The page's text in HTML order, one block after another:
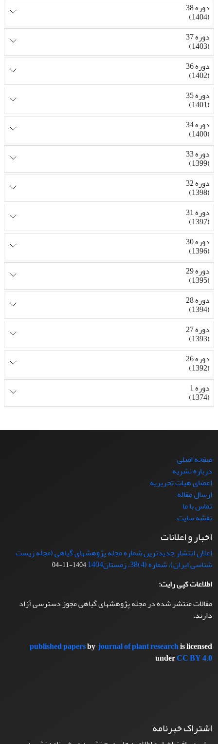
دوره 38
(1404)
دوره 37
(1403)
دوره 36
(1402)
دوره 35
(1401)
دوره 34
(1400)
دوره 33
(1399)
دوره 32
(1398)
دوره 31
(1397)
دوره 30
(1396)
دوره 29
(1395)
دوره 28
(1394)
دوره 27
(1393)
دوره 26
(1392)
دوره 1
(1374)
صفحه اصلی
درباره نشریه
اعضای هیات تحریریه
ارسال مقاله
تماس با ما
نقشه سایت
اخبار و اعلانات
اعلان انتشار جدیدترین شماره مجله پژوهشهای گیاهی (مجله زیست
شناسی ایران)، شماره (4)38، زمستان1404
1404-11-04
اطلاعات کپی رایت:
مقالات منتشر شده در مجله پژوهشهای گیاهی مجوز دسترسی آزاد
دارند.
published papersbyjournal of plant researchis licensed
underCC BY 4.0
اشتراک خبرنامه